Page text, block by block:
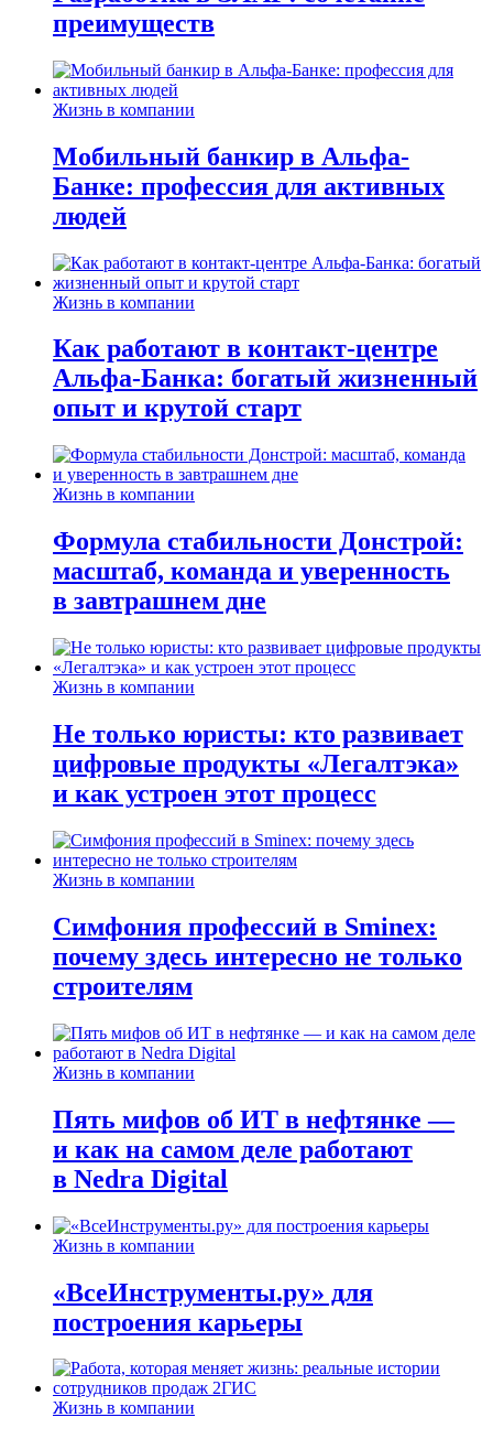
преимуществ
Жизнь в компании
Мобильный банкир в Альфа-
Банке: профессия для активных
людей
Жизнь в компании
Как работают в контакт-центре
Альфа-Банка: богатый жизненный
опыт и крутой старт
Жизнь в компании
Формула стабильности Донстрой:
масштаб, команда и уверенность
в завтрашнем дне
Жизнь в компании
Не только юристы: кто развивает
цифровые продукты «Легалтэка»
и как устроен этот процесс
Жизнь в компании
Симфония профессий в Sminex:
почему здесь интересно не только
строителям
Жизнь в компании
Пять мифов об ИТ в нефтянке —
и как на самом деле работают
в Nedra Digital
Жизнь в компании
«ВсеИнструменты.ру» для
построения карьеры
Жизнь в компании